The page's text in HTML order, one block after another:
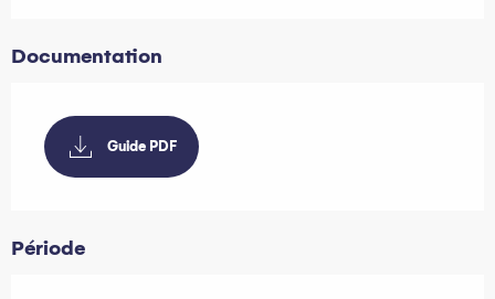
Documentation
Guide PDF
Période